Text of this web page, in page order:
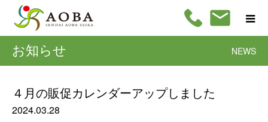
お知らせ NEWS
４月の販促カレンダーアップしました
2024.03.28